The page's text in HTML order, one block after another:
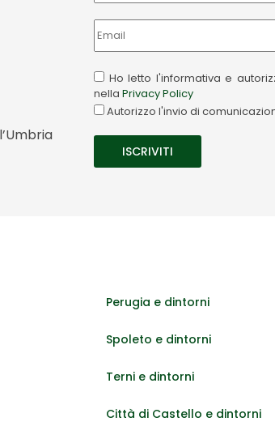
Ho letto l'informativa e
nella Privacy Policy
Autorizzo l'invio di
Perugia e dintorni
Spoleto e dintorni
Terni e dintorni
Città di Castello e dintorni